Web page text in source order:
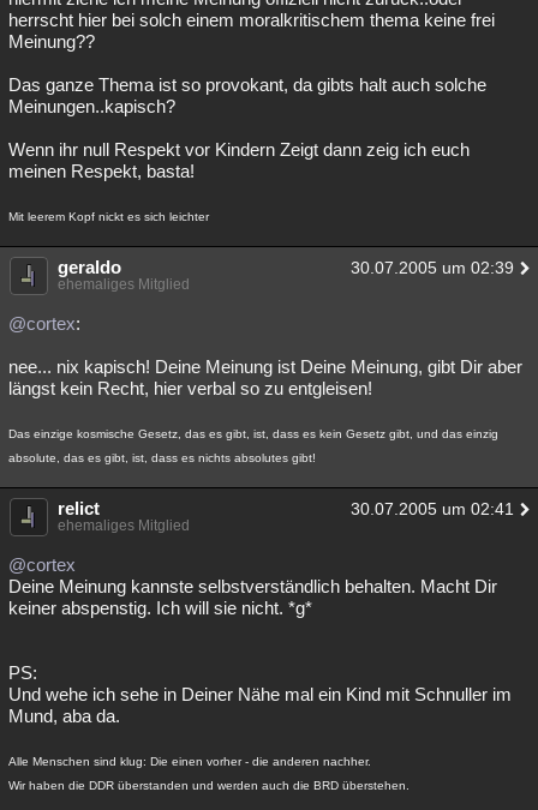
herrscht hier bei solch einem moralkritischem thema keine frei
Meinung??
Das ganze Thema ist so provokant, da gibts halt auch solche
Meinungen..kapisch?
Wenn ihr null Respekt vor Kindern Zeigt dann zeig ich euch
meinen Respekt, basta!
Mit leerem Kopf nickt es sich leichter
geraldo 30.07.2005 um 02:39
ehemaliges Mitglied
@cortex:
nee... nix kapisch! Deine Meinung ist Deine Meinung, gibt Dir aber
längst kein Recht, hier verbal so zu entgleisen!
Das einzige kosmische Gesetz, das es gibt, ist, dass es kein Gesetz gibt, und das einzig
absolute, das es gibt, ist, dass es nichts absolutes gibt!
relict 30.07.2005 um 02:41
ehemaliges Mitglied
@cortex
Deine Meinung kannste selbstverständlich behalten. Macht Dir
keiner abspenstig. Ich will sie nicht. *g*
PS:
Und wehe ich sehe in Deiner Nähe mal ein Kind mit Schnuller im
Mund, aba da.
Alle Menschen sind klug: Die einen vorher - die anderen nachher.
Wir haben die DDR überstanden und werden auch die BRD überstehen.